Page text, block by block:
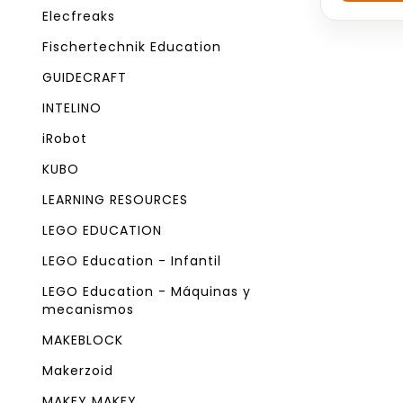
Elecfreaks
Fischertechnik Education
GUIDECRAFT
INTELINO
iRobot
KUBO
LEARNING RESOURCES
LEGO EDUCATION
LEGO Education - Infantil
LEGO Education - Máquinas y
mecanismos
MAKEBLOCK
Makerzoid